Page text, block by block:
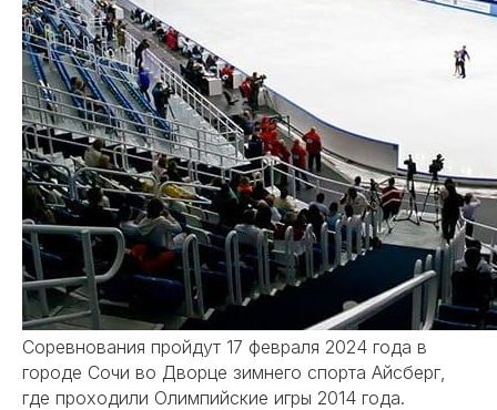
Соревнования пройдут 17 февраля 2024 года в
городе Сочи во Дворце зимнего спорта Айсберг,
где проходили Олимпийские игры 2014 года.